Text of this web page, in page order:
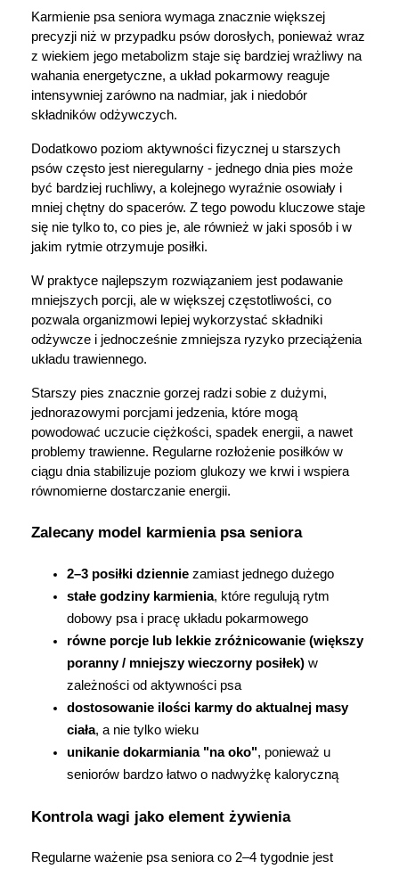
Korzystamy z plików cookies w celu
dostosowania zawartości serwisu do Twoich
preferencji. Więcej informacji znajdziesz w
naszejpolityce prywatności . Możesz określić
warunki przechowywania lub dostępu do
cookies poprzez kliknięcie przycisku
"Ustawienia" lub możesz zaakceptować
ustawienia wszystkich cookies klikając
AKCEPTUJĘ WSZYSTKIE
Ustawienia
AKCEPTUJĘ WSZYSTKIE
Karmienie psa seniora wymaga znacznie większej
precyzji niż w przypadku psów dorosłych, ponieważ wraz
z wiekiem jego metabolizm staje się bardziej wrażliwy na
wahania energetyczne, a układ pokarmowy reaguje
intensywniej zarówno na nadmiar, jak i niedobór
składników odżywczych.
Dodatkowo poziom aktywności fizycznej u starszych
psów często jest nieregularny - jednego dnia pies może
być bardziej ruchliwy, a kolejnego wyraźnie osowiały i
mniej chętny do spacerów. Z tego powodu kluczowe staje
się nie tylko to, co pies je, ale również w jaki sposób i w
jakim rytmie otrzymuje posiłki.
W praktyce najlepszym rozwiązaniem jest podawanie
mniejszych porcji, ale w większej częstotliwości, co
pozwala organizmowi lepiej wykorzystać składniki
odżywcze i jednocześnie zmniejsza ryzyko przeciążenia
układu trawiennego.
Starszy pies znacznie gorzej radzi sobie z dużymi,
jednorazowymi porcjami jedzenia, które mogą
powodować uczucie ciężkości, spadek energii, a nawet
problemy trawienne. Regularne rozłożenie posiłków w
ciągu dnia stabilizuje poziom glukozy we krwi i wspiera
równomierne dostarczanie energii.
Zalecany model karmienia psa seniora
2–3 posiłki dziennie zamiast jednego dużego
stałe godziny karmienia, które regulują rytm
dobowy psa i pracę układu pokarmowego
równe porcje lub lekkie zróżnicowanie (większy
poranny / mniejszy wieczorny posiłek) w
zależności od aktywności psa
dostosowanie ilości karmy do aktualnej masy
ciała, a nie tylko wieku
unikanie dokarmiania "na oko", ponieważ u
seniorów bardzo łatwo o nadwyżkę kaloryczną
Kontrola wagi jako element żywienia
Regularne ważenie psa seniora co 2–4 tygodnie jest